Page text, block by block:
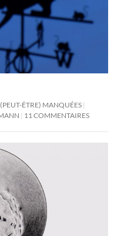
ÊTRE) MANQUÉES
11 COMMENTAIRES